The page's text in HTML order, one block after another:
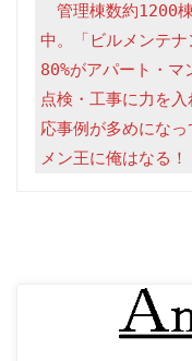
管理棟数約1200
中。「ビルメンテ
80%がアパート・
点検・工事に力を
応事例が多めになっ
メン王に俺はなる！